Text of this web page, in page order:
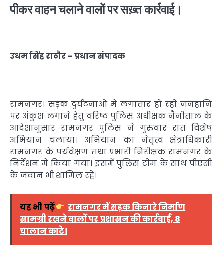
पीकर वाहन चलाने वालों पर सख़्त कार्रवाई।
उधम सिंह राठौर – प्रधान संपादक
रामनगर। सड़क दुर्घटनाओं में लगातार हो रही जनहानि
पर अंकुश लगाने हेतु वरिष्ठ पुलिस अधीक्षक नैनीताल के
आदेशानुसार रामनगर पुलिस ने गुरुवार रात विशेष
अभियान चलाया। अभियान का नेतृत्व क्षेत्राधिकारी
रामनगर के पर्यवेक्षण तथा प्रभारी निरीक्षक रामनगर के
निर्देशन में किया गया। इसमें पुलिस टीम के साथ पीएसी
के जवान भी शामिल रहे।
यह भी पढ़ें
रामनगर में सड़क किनारे निर्माण
सामग्री रखने वालों पर प्रशासन की कार्रवाई, 8
चालान काटे।